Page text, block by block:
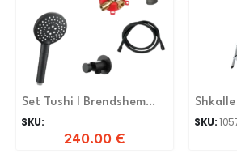
Set Tushi I Brendshem
Herz Uh00377
SKU:
240.00 €
SKU: